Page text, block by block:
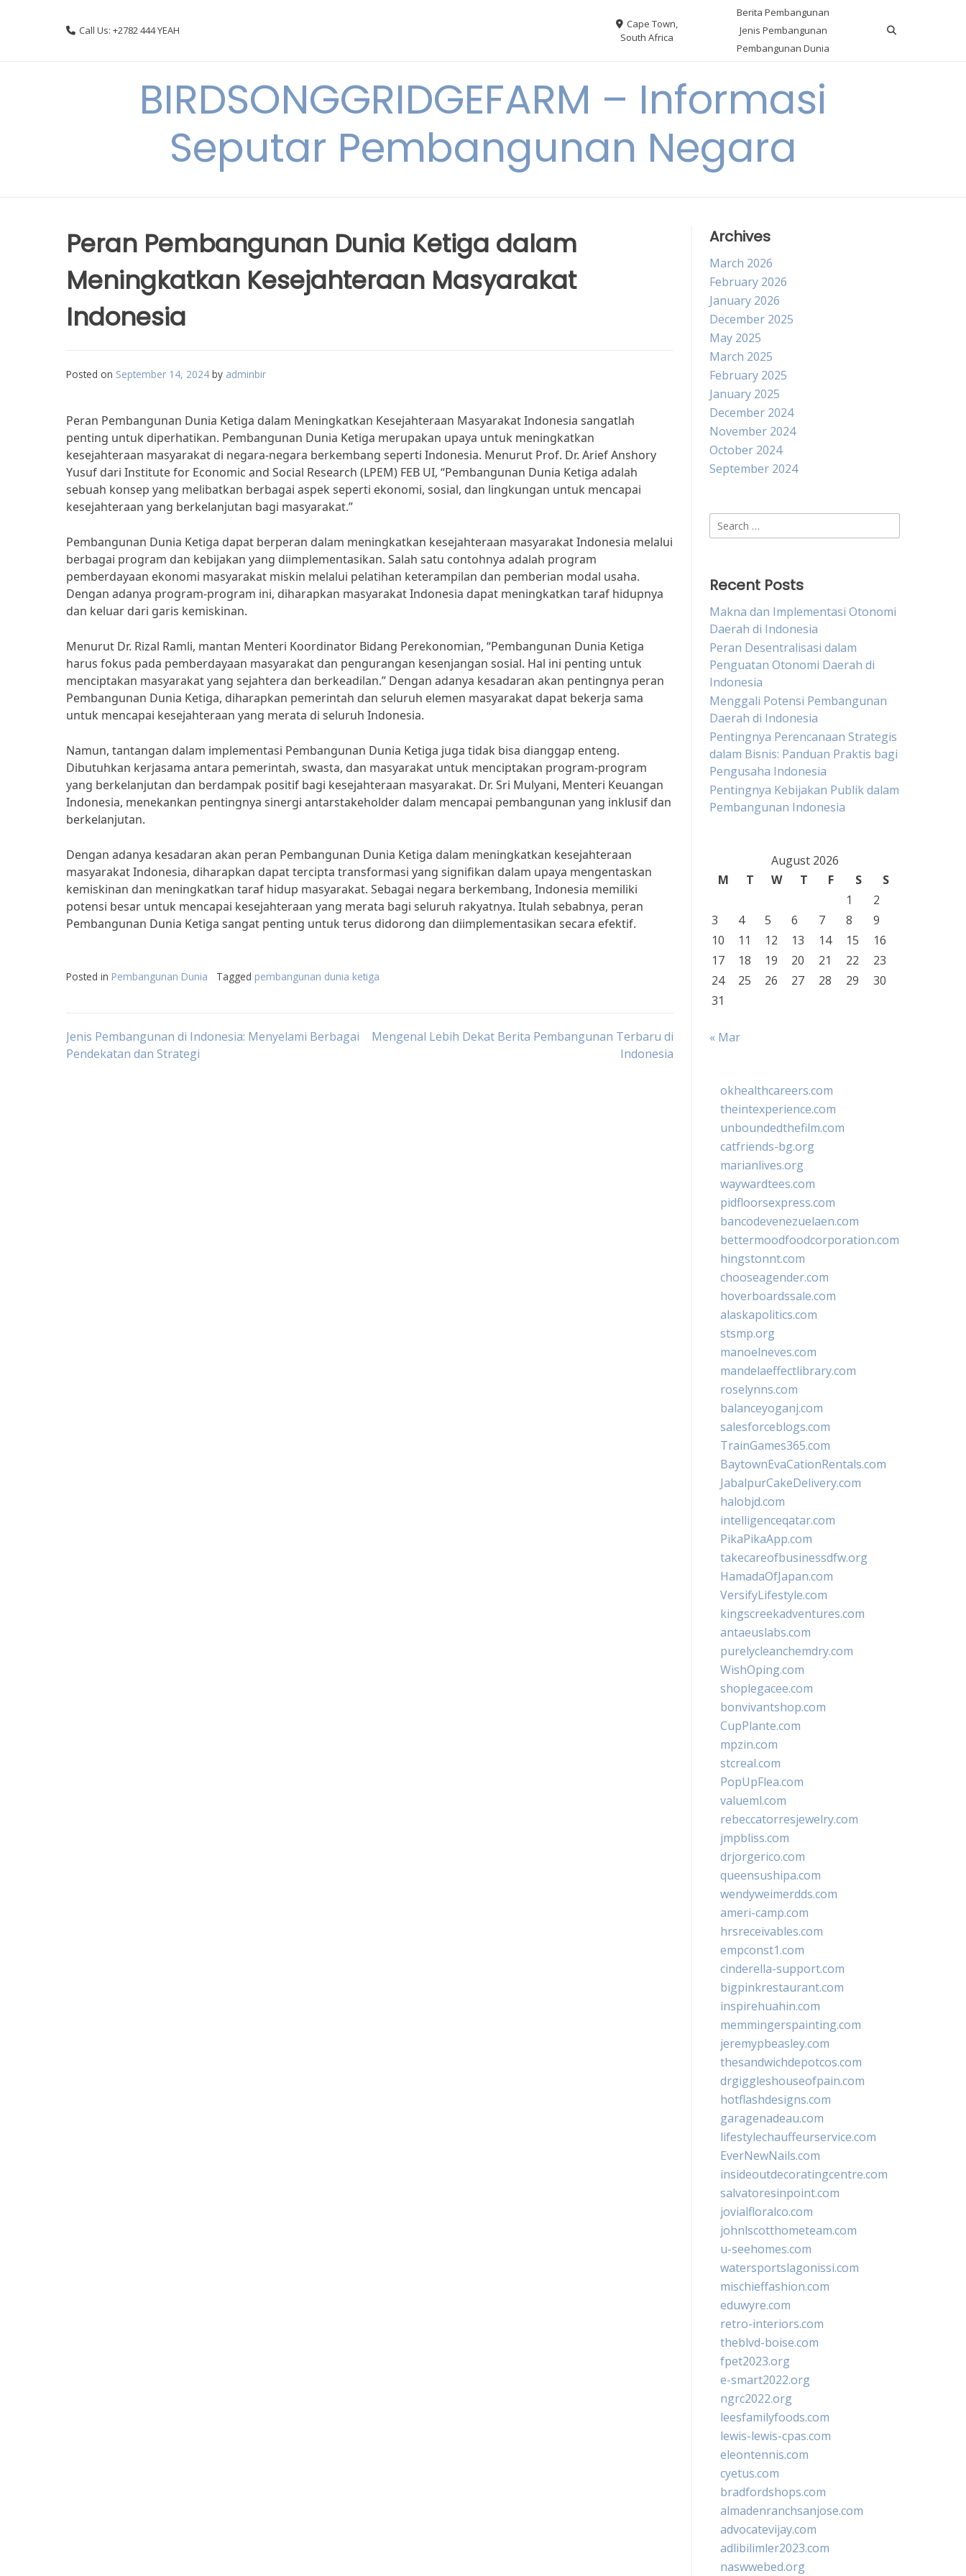
Call Us: +2782 444 YEAH
Cape Town,
South Africa
Berita Pembangunan
Jenis Pembangunan
Pembangunan Dunia
BIRDSONGGRIDGEFARM – Informasi
Seputar Pembangunan Negara
Peran Pembangunan Dunia Ketiga dalam
Meningkatkan Kesejahteraan Masyarakat
Indonesia
Posted on September 14, 2024 by adminbir
Peran Pembangunan Dunia Ketiga dalam Meningkatkan Kesejahteraan Masyarakat Indonesia sangatlah
penting untuk diperhatikan. Pembangunan Dunia Ketiga merupakan upaya untuk meningkatkan
kesejahteraan masyarakat di negara-negara berkembang seperti Indonesia. Menurut Prof. Dr. Arief Anshory
Yusuf dari Institute for Economic and Social Research (LPEM) FEB UI, “Pembangunan Dunia Ketiga adalah
sebuah konsep yang melibatkan berbagai aspek seperti ekonomi, sosial, dan lingkungan untuk mencapai
kesejahteraan yang berkelanjutan bagi masyarakat.”
Pembangunan Dunia Ketiga dapat berperan dalam meningkatkan kesejahteraan masyarakat Indonesia melalui
berbagai program dan kebijakan yang diimplementasikan. Salah satu contohnya adalah program
pemberdayaan ekonomi masyarakat miskin melalui pelatihan keterampilan dan pemberian modal usaha.
Dengan adanya program-program ini, diharapkan masyarakat Indonesia dapat meningkatkan taraf hidupnya
dan keluar dari garis kemiskinan.
Menurut Dr. Rizal Ramli, mantan Menteri Koordinator Bidang Perekonomian, “Pembangunan Dunia Ketiga
harus fokus pada pemberdayaan masyarakat dan pengurangan kesenjangan sosial. Hal ini penting untuk
menciptakan masyarakat yang sejahtera dan berkeadilan.” Dengan adanya kesadaran akan pentingnya peran
Pembangunan Dunia Ketiga, diharapkan pemerintah dan seluruh elemen masyarakat dapat bekerja sama
untuk mencapai kesejahteraan yang merata di seluruh Indonesia.
Namun, tantangan dalam implementasi Pembangunan Dunia Ketiga juga tidak bisa dianggap enteng.
Dibutuhkan kerjasama antara pemerintah, swasta, dan masyarakat untuk menciptakan program-program
yang berkelanjutan dan berdampak positif bagi kesejahteraan masyarakat. Dr. Sri Mulyani, Menteri Keuangan
Indonesia, menekankan pentingnya sinergi antarstakeholder dalam mencapai pembangunan yang inklusif dan
berkelanjutan.
Dengan adanya kesadaran akan peran Pembangunan Dunia Ketiga dalam meningkatkan kesejahteraan
masyarakat Indonesia, diharapkan dapat tercipta transformasi yang signifikan dalam upaya mengentaskan
kemiskinan dan meningkatkan taraf hidup masyarakat. Sebagai negara berkembang, Indonesia memiliki
potensi besar untuk mencapai kesejahteraan yang merata bagi seluruh rakyatnya. Itulah sebabnya, peran
Pembangunan Dunia Ketiga sangat penting untuk terus didorong dan diimplementasikan secara efektif.
Posted in Pembangunan Dunia Tagged pembangunan dunia ketiga
Post
Jenis Pembangunan di Indonesia: Menyelami Berbagai
Pendekatan dan Strategi
Mengenal Lebih Dekat Berita Pembangunan Terbaru di
Indonesia
Archives
March 2026
February 2026
January 2026
December 2025
May 2025
March 2025
February 2025
January 2025
December 2024
November 2024
October 2024
September 2024
Search
for:
Recent Posts
Makna dan Implementasi Otonomi
Daerah di Indonesia
Peran Desentralisasi dalam
Penguatan Otonomi Daerah di
Indonesia
Menggali Potensi Pembangunan
Daerah di Indonesia
Pentingnya Perencanaan Strategis
dalam Bisnis: Panduan Praktis bagi
Pengusaha Indonesia
Pentingnya Kebijakan Publik dalam
Pembangunan Indonesia
August 2026
M
T W T F S
S
1
2
3
4 5 6 7 8
9
10
11 12 13 14 15
16
17
18 19 20 21 22
23
24
25 26 27 28 29
30
31
« Mar
okhealthcareers.com
theintexperience.com
unboundedthefilm.com
catfriends-bg.org
marianlives.org
waywardtees.com
pidfloorsexpress.com
bancodevenezuelaen.com
bettermoodfoodcorporation.com
hingstonnt.com
chooseagender.com
hoverboardssale.com
alaskapolitics.com
stsmp.org
manoelneves.com
mandelaeffectlibrary.com
roselynns.com
balanceyoganj.com
salesforceblogs.com
TrainGames365.com
BaytownEvaCationRentals.com
JabalpurCakeDelivery.com
halobjd.com
intelligenceqatar.com
PikaPikaApp.com
takecareofbusinessdfw.org
HamadaOfJapan.com
VersifyLifestyle.com
kingscreekadventures.com
antaeuslabs.com
purelycleanchemdry.com
WishOping.com
shoplegacee.com
bonvivantshop.com
CupPlante.com
mpzin.com
stcreal.com
PopUpFlea.com
valueml.com
rebeccatorresjewelry.com
jmpbliss.com
drjorgerico.com
queensushipa.com
wendyweimerdds.com
ameri-camp.com
hrsreceivables.com
empconst1.com
cinderella-support.com
bigpinkrestaurant.com
inspirehuahin.com
memmingerspainting.com
jeremypbeasley.com
thesandwichdepotcos.com
drgiggleshouseofpain.com
hotflashdesigns.com
garagenadeau.com
lifestylechauffeurservice.com
EverNewNails.com
insideoutdecoratingcentre.com
salvatoresinpoint.com
jovialfloralco.com
johnlscotthometeam.com
u-seehomes.com
watersportslagonissi.com
mischieffashion.com
eduwyre.com
retro-interiors.com
theblvd-boise.com
fpet2023.org
e-smart2022.org
ngrc2022.org
leesfamilyfoods.com
lewis-lewis-cpas.com
eleontennis.com
cyetus.com
bradfordshops.com
almadenranchsanjose.com
advocatevijay.com
adlibilimler2023.com
naswwebed.org